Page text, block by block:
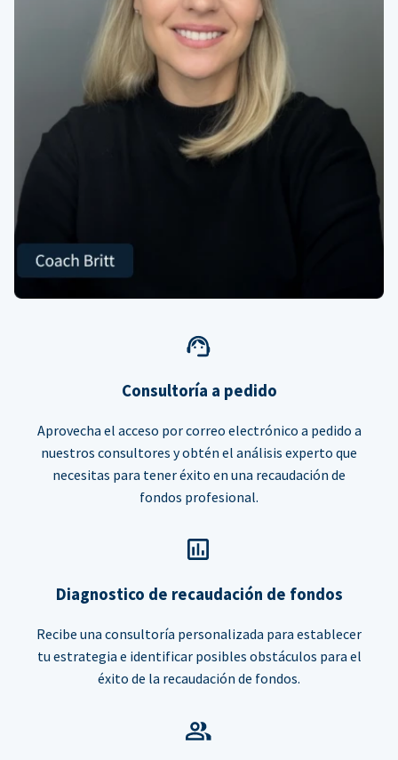
Consultoría a pedido
Aprovecha el acceso por correo electrónico a pedido a
nuestros consultores y obtén el análisis experto que
necesitas para tener éxito en una recaudación de
fondos profesional.
Diagnostico de recaudación de fondos
Recibe una consultoría personalizada para establecer
tu estrategia e identificar posibles obstáculos para el
éxito de la recaudación de fondos.